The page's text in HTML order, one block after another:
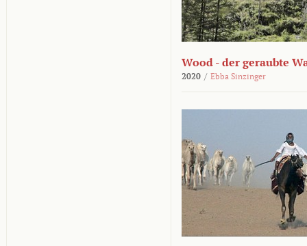
Wood - der geraubte
2020 / Ebba Sinzinger